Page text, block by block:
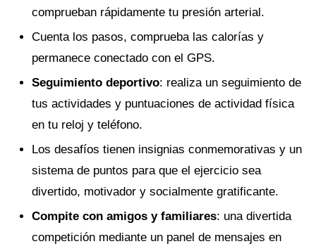
comprueban rápidamente tu presión arterial.
Cuenta los pasos, comprueba las calorías y
permanece conectado con el GPS.
Seguimiento deportivo: realiza un seguimiento de
tus actividades y puntuaciones de actividad física
en tu reloj y teléfono.
Los desafíos tienen insignias conmemorativas y un
sistema de puntos para que el ejercicio sea
divertido, motivador y socialmente gratificante.
Compite con amigos y familiares: una divertida
competición mediante un panel de mensajes en